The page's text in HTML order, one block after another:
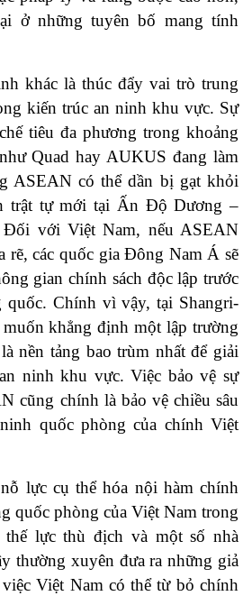
ở những tuyên bố mang tính
khác là thúc đẩy vai trò trung
kiến trúc an ninh khu vực. Sự
tiêu đa phương trong khoảng
Quad hay AUKUS đang làm
ASEAN có thể dần bị gạt khỏi
trật tự mới tại Ấn Độ Dương –
với Việt Nam, nếu ASEAN
rẽ, các quốc gia Đông Nam Á sẽ
gian chính sách độc lập trước
quốc. Chính vì vậy, tại Shangri-
khẳng định một lập trường
nền tảng bao trùm nhất để giải
ninh khu vực. Việc bảo vệ sự
cũng chính là bảo vệ chiều sâu
quốc phòng của chính Việt
lực cụ thể hóa nội hàm chính
quốc phòng của Việt Nam trong
thế lực thù địch và một số nhà
thường xuyên đưa ra những giả
Việt Nam có thể từ bỏ chính